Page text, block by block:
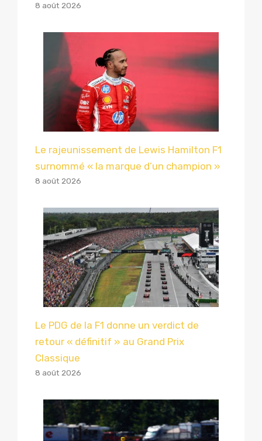
8 août 2026
Le rajeunissement de Lewis Hamilton F1
surnommé « la marque d’un champion »
8 août 2026
Le PDG de la F1 donne un verdict de
retour « définitif » au Grand Prix
Classique
8 août 2026